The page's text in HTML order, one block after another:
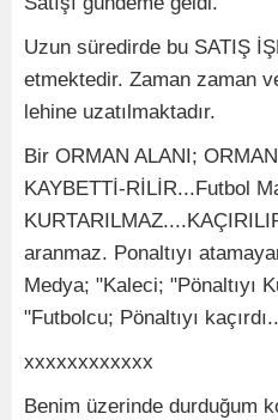
Uzun süredirde bu SATIŞ
etmektedir. Zaman zaman
lehine uzatılmaktadır.
Bir ORMAN ALANI;
KAYBETTİ-RİLİR...Futbol
aranmaz. Ponaltıyı
Medya; "Kaleci; "Pönaltıyı
"Futbolcu; Pönaltıyı
xxxxxxxxxxxx
Benim üzerinde durduğum